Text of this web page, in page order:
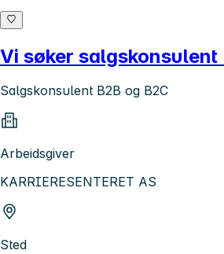
Vi søker salgskonsulent
Salgskonsulent B2B og B2C
Arbeidsgiver
KARRIERESENTERET AS
Sted